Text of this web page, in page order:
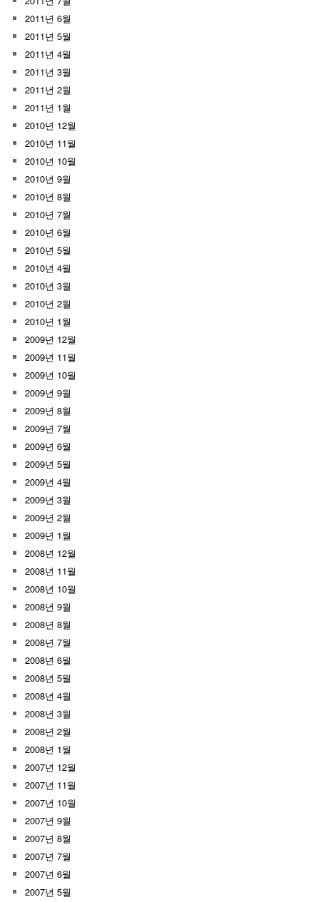
2011년 6월
2011년 5월
2011년 4월
2011년 3월
2011년 2월
2011년 1월
2010년 12월
2010년 11월
2010년 10월
2010년 9월
2010년 8월
2010년 7월
2010년 6월
2010년 5월
2010년 4월
2010년 3월
2010년 2월
2010년 1월
2009년 12월
2009년 11월
2009년 10월
2009년 9월
2009년 8월
2009년 7월
2009년 6월
2009년 5월
2009년 4월
2009년 3월
2009년 2월
2009년 1월
2008년 12월
2008년 11월
2008년 10월
2008년 9월
2008년 8월
2008년 7월
2008년 6월
2008년 5월
2008년 4월
2008년 3월
2008년 2월
2008년 1월
2007년 12월
2007년 11월
2007년 10월
2007년 9월
2007년 8월
2007년 7월
2007년 6월
2007년 5월